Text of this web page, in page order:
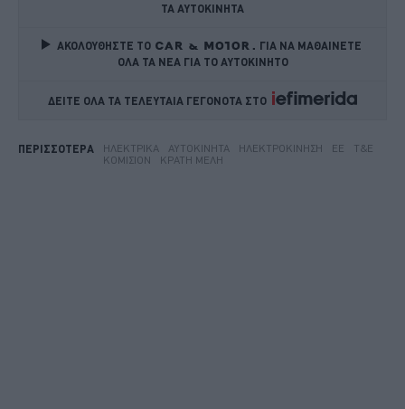
ΤΑ ΑΥΤΟΚΙΝΗΤΑ
ΑΚΟΛΟΥΘΗΣΤΕ ΤΟ
ΓΙΑ ΝΑ ΜΑΘΑΙΝΕΤΕ
ΟΛΑ ΤΑ ΝΕΑ ΓΙΑ ΤΟ ΑΥΤΟΚΙΝΗΤΟ
ΔΕΙΤΕ ΟΛΑ ΤΑ ΤΕΛΕΥΤΑΙΑ ΓΕΓΟΝΟΤΑ ΣΤΟ
ΠΕΡΙΣΣΟΤΕΡΑ ΗΛΕΚΤΡΙΚΆ ΑΥΤΟΚΊΝΗΤΑ ΗΛΕΚΤΡΟΚΊΝΗΣΗ ΕΕ
T&E
ΚΟΜΙΣΙΌΝ
ΚΡΆΤΗ ΜΈΛΗ